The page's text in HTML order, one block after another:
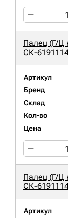
Палец (Г/Ц
СК-
Артикул
Бренд
Склад
Кол-во
Цена
Палец (Г/Ц
СК-
Артикул